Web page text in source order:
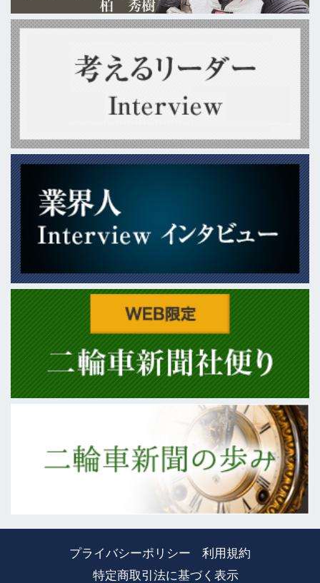
プライバシーポリシー
利用規約
特定商取引法に基づく表示